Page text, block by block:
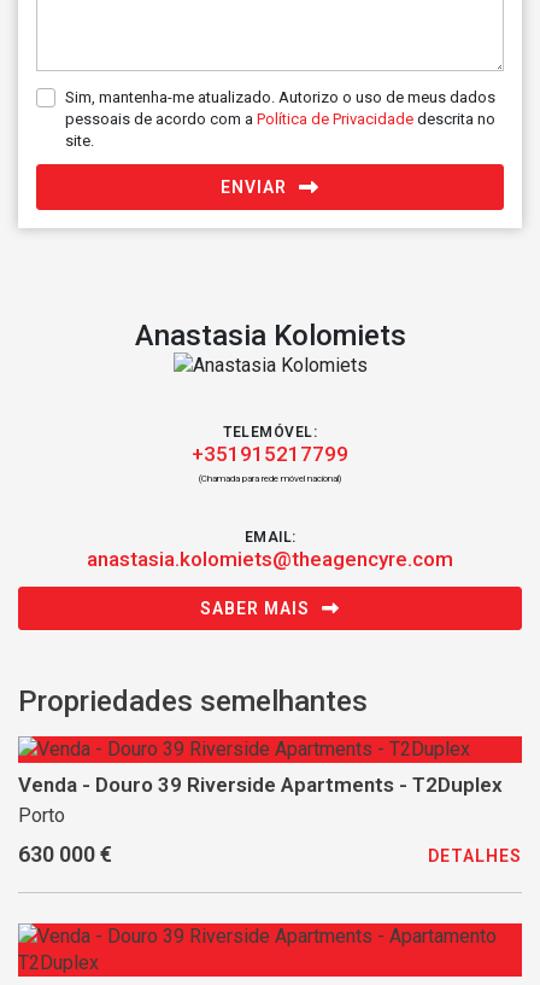
Sim, mantenha-me atualizado. Autorizo o uso de meus dados
pessoais de acordo com a Política de Privacidade descrita no
site.
ENVIAR
Anastasia Kolomiets
TELEMÓVEL:
+351915217799
(Chamada para rede móvel nacional)
EMAIL:
anastasia.kolomiets@theagencyre.com
SABER MAIS
Propriedades semelhantes
Venda - Douro 39 Riverside Apartments - T2Duplex
Porto
630 000 € DETALHES